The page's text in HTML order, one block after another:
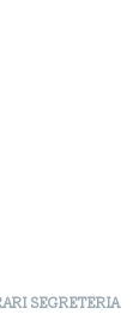
SEGRETERIA